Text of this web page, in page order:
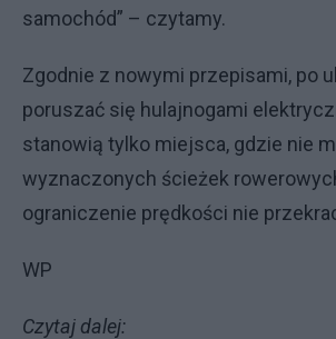
samochód” – czytamy.
Zgodnie z nowymi przepisami, po
poruszać się hulajnogami
stanowią tylko miejsca, gdzie nie
wyznaczonych ścieżek
ograniczenie prędkości nie
WP
Czytaj dalej: